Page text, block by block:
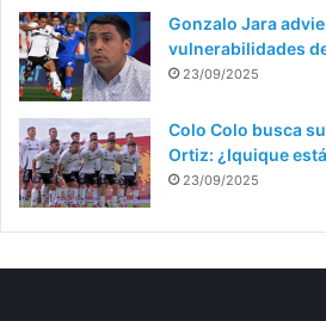
Gonzalo Jara
vulnerabilidades
23/09/2025
Colo Colo busca
Ortiz: ¿Iquique
23/09/2025